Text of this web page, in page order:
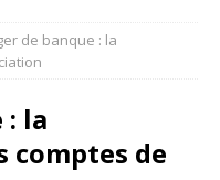
de banque : la
: la
comptes de